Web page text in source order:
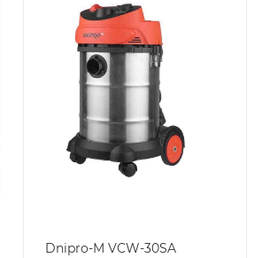
Dnipro-M VCW-30SA